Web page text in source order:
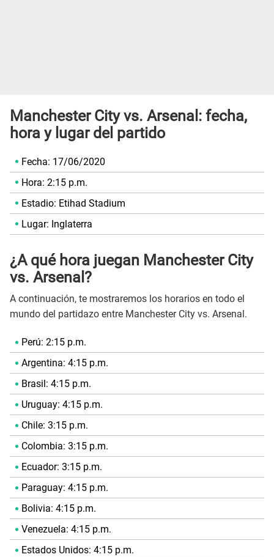
Manchester City vs. Arsenal: fecha,
hora y lugar del partido
Fecha: 17/06/2020
Hora: 2:15 p.m.
Estadio: Etihad Stadium
Lugar: Inglaterra
¿A qué hora juegan Manchester City
vs. Arsenal?
A continuación, te mostraremos los horarios en todo el
mundo del partidazo entre Manchester City vs. Arsenal.
Perú: 2:15 p.m.
Argentina: 4:15 p.m.
Brasil: 4:15 p.m.
Uruguay: 4:15 p.m.
Chile: 3:15 p.m.
Colombia: 3:15 p.m.
Ecuador: 3:15 p.m.
Paraguay: 4:15 p.m.
Bolivia: 4:15 p.m.
Venezuela: 4:15 p.m.
Estados Unidos: 4:15 p.m.